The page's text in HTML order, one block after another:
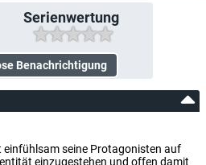
Serienwertung
einfühlsam seine Protagonisten auf
einzugestehen und offen damit